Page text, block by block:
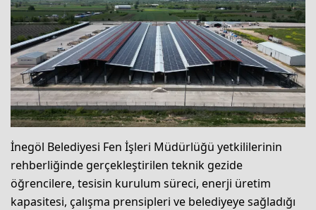
İnegöl Belediyesi Fen İşleri Müdürlüğü yetkililerinin
rehberliğinde gerçekleştirilen teknik gezide
öğrencilere, tesisin kurulum süreci, enerji üretim
kapasitesi, çalışma prensipleri ve belediyeye sağladığı